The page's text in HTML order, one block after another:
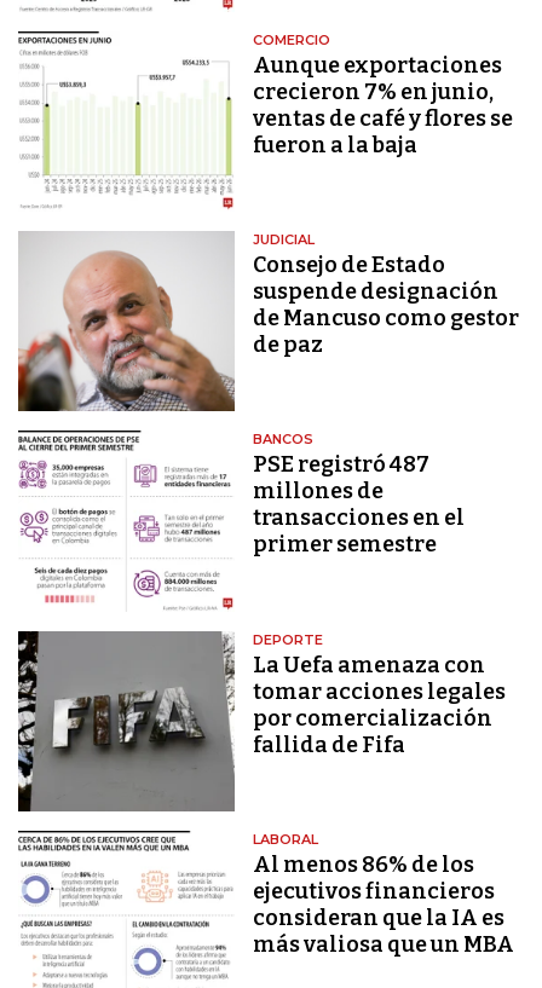
COMERCIO
Aunque exportaciones
crecieron 7% en junio,
ventas de café y flores se
fueron a la baja
JUDICIAL
Consejo de Estado
suspende designación
de Mancuso como gestor
de paz
BANCOS
PSE registró 487
millones de
transacciones en el
primer semestre
DEPORTE
La Uefa amenaza con
tomar acciones legales
por comercialización
fallida de Fifa
LABORAL
Al menos 86% de los
ejecutivos financieros
consideran que la IA es
más valiosa que un MBA